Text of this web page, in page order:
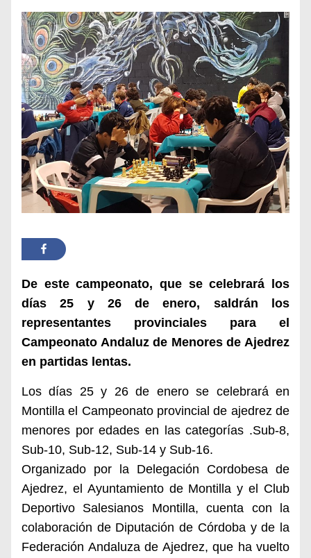
De este campeonato, que se celebrará los
días 25 y 26 de enero, saldrán los
representantes provinciales para el
Campeonato Andaluz de Menores de Ajedrez
en partidas lentas.
Los días 25 y 26 de enero se celebrará en
Montilla el Campeonato provincial de ajedrez de
menores por edades en las categorías .Sub-8,
Sub-10, Sub-12, Sub-14 y Sub-16.
Organizado por la Delegación Cordobesa de
Ajedrez, el Ayuntamiento de Montilla y el Club
Deportivo Salesianos Montilla, cuenta con la
colaboración de Diputación de Córdoba y de la
Federación Andaluza de Ajedrez, que ha vuelto